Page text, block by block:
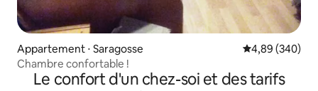
Appartement ⋅ Saragosse Évaluation
4,89 (340)
Chambre confortable !
Le confort d'un chez-soi et des tarifs